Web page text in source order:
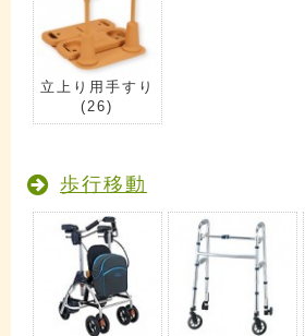
立上り用手すり
(26)
歩行移動